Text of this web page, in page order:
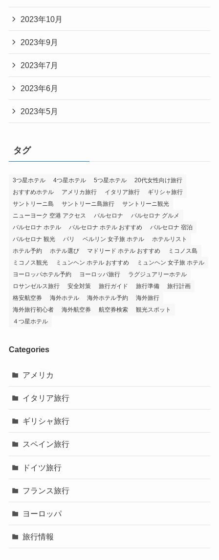
2023年10月
2023年9月
2023年7月
2023年6月
2023年5月
タグ
3つ星ホテル 4つ星ホテル 5つ星ホテル
20代女性向け旅行
おすすめホテル
アメリカ旅行 イタリア旅行
ギリシャ旅行
サントリーニ島
サントリーニ島旅行
サントリーニ観光
ニューヨーク 空港 アクセス
バルセロナ
バルセロナ グルメ
バルセロナ ホテル
バルセロナ ホテル おすすめ
バルセロナ 宿泊
バルセロナ 観光
パリ ベルリン 女子旅 ホテル
ホテルリスト
ホテル予約
ホテル選び マドリード ホテル おすすめ
ミコノス島
ミコノス観光
ミュンヘン ホテル おすすめ
ミュンヘン 女子旅 ホテル
ヨーロッパホテル予約
ヨーロッパ旅行
ラグジュアリーホテル
ロサンゼルス旅行
安全対策 旅行ガイド 旅行準備
旅行計画
格安航空券
海外ホテル 海外ホテル予約
海外旅行
海外旅行初心者
海外航空券 航空券検索
観光スポット
４つ星ホテル
Categories
アメリカ
イタリア旅行
ギリシャ旅行
スペイン旅行
ドイツ旅行
フランス旅行
ヨーロッパ
旅行情報